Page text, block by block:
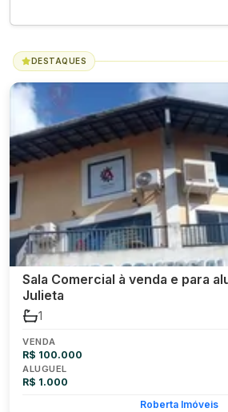
DESTAQUES
Sala Comercial à venda e para
Julieta
1
VENDA
R$ 100.000
ALUGUEL
R$ 1.000
Roberta Imóveis